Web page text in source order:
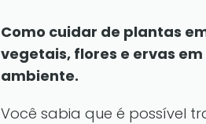
Como cuidar de plantas
vegetais, flores e ervas
ambiente.
Você sabia que é possível